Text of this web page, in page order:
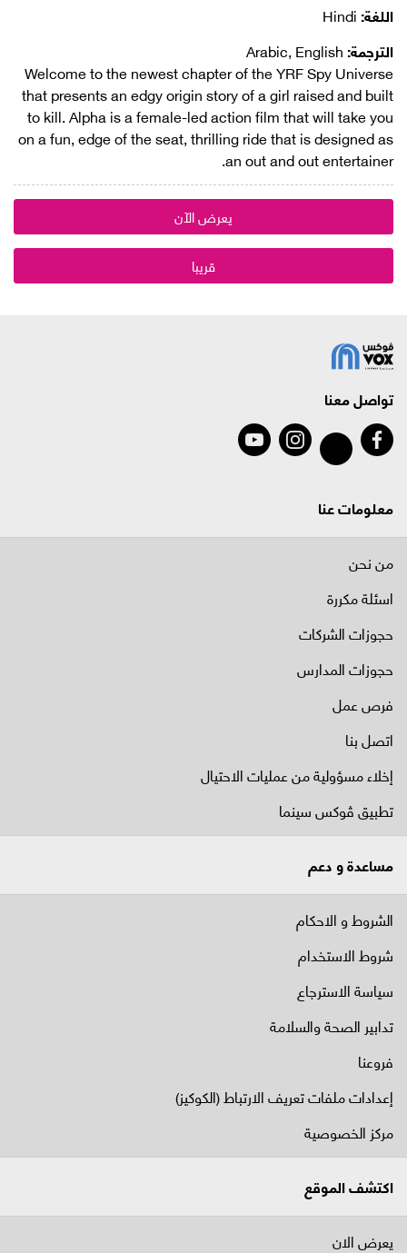
اللغة:
الترجمة:
Welcome to the newest chapter of the YRF Spy Universe
that presents an edgy origin story of a girl raised and built
to kill. Alpha is a female-led action film that will take you
on a fun, edge of the seat, thrilling ride that is designed as
an out and out entertainer.
يعرض الآن
قريبا
تواصل معنا
معلومات عنا
من نحن
اسئلة مكررة
حجوزات الشركات
حجوزات المدارس
فرص عمل
اتصل بنا
إخلاء مسؤولية من عمليات الاحتيال
تطبيق ڤوكس سينما
مساعدة و دعم
الشروط و الاحكام
شروط الاستخدام
سياسة الاسترجاع
تدابير الصحة والسلامة
فروعنا
إعدادات ملفات تعريف الارتباط (الكوكيز)
مركز الخصوصية
اكتشف الموقع
يعرض الان